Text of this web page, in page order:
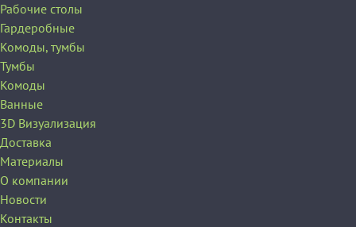
Рабочие столы
Гардеробные
Комоды, тумбы
Тумбы
Комоды
Ванные
3D Визуализация
Доставка
Материалы
О компании
Новости
Контакты